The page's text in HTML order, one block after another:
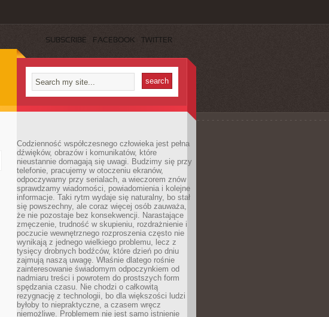
SUBSCRIBE FACEBOOK TWITTER
Codzienność współczesnego człowieka jest pełna
dźwięków, obrazów i komunikatów, które
nieustannie domagają się uwagi. Budzimy się przy
telefonie, pracujemy w otoczeniu ekranów,
odpoczywamy przy serialach, a wieczorem znów
sprawdzamy wiadomości, powiadomienia i kolejne
informacje. Taki rytm wydaje się naturalny, bo stał
się powszechny, ale coraz więcej osób zauważa,
że nie pozostaje bez konsekwencji. Narastające
zmęczenie, trudność w skupieniu, rozdrażnienie i
poczucie wewnętrznego rozproszenia często nie
wynikają z jednego wielkiego problemu, lecz z
tysięcy drobnych bodźców, które dzień po dniu
zajmują naszą uwagę. Właśnie dlatego rośnie
zainteresowanie świadomym odpoczynkiem od
nadmiaru treści i powrotem do prostszych form
spędzania czasu. Nie chodzi o całkowitą
rezygnację z technologii, bo dla większości ludzi
byłoby to niepraktyczne, a czasem wręcz
niemożliwe. Problemem nie jest samo istnienie